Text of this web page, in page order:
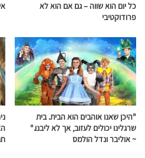
כל יום הוא שווה – גם אם הוא לא
פרודוקטיבי
"היכן שאנו אוהבים הוא הבית. בית
שרגלינו יכולים לעזוב, אך לא ליבנו."
~ אוליבר ונדל הולמס